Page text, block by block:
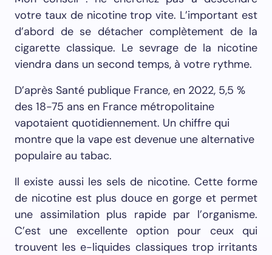
votre taux de nicotine trop vite. L’important est
d’abord de se détacher complètement de la
cigarette classique. Le sevrage de la nicotine
viendra dans un second temps, à votre rythme.
D’après Santé publique France, en 2022, 5,5 %
des 18-75 ans en France métropolitaine
vapotaient quotidiennement. Un chiffre qui
montre que la vape est devenue une alternative
populaire au tabac.
Il existe aussi les sels de nicotine. Cette forme
de nicotine est plus douce en gorge et permet
une assimilation plus rapide par l’organisme.
C’est une excellente option pour ceux qui
trouvent les e-liquides classiques trop irritants